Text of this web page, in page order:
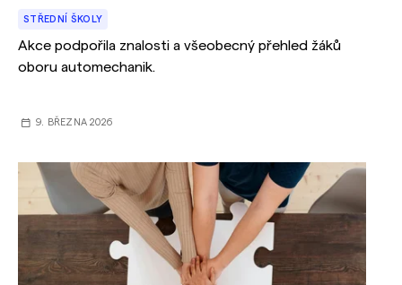
STŘEDNÍ ŠKOLY
Akce podpořila znalosti a všeobecný přehled žáků
oboru automechanik.
9. BŘEZNA 2026